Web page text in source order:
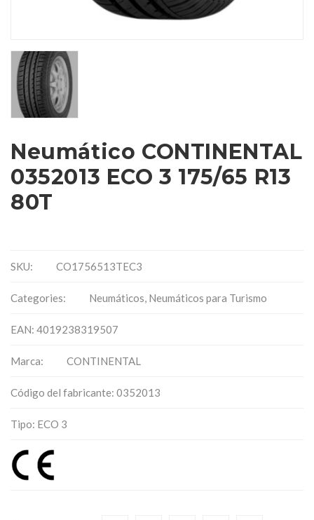
Neumático CONTINENTAL
0352013 ECO 3 175/65 R13
80T
SKU: CO1756513TEC3
Categories: Neumáticos, Neumáticos para Turismo
EAN: 4019238319507
Marca: CONTINENTAL
Código del fabricante: 0352013
Tipo: ECO 3